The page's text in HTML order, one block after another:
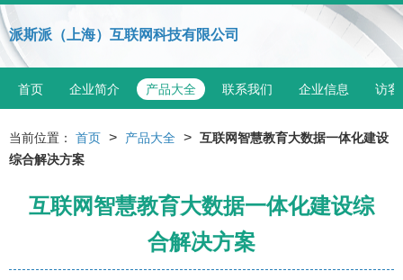
派斯派（上海）互联网科技有限公司
首页 企业简介 产品大全 联系我们 企业信息 访客
当前位置： 首页 > 产品大全 > 互联网智慧教育大数据一体化建设
综合解决方案
互联网智慧教育大数据一体化建设综
合解决方案